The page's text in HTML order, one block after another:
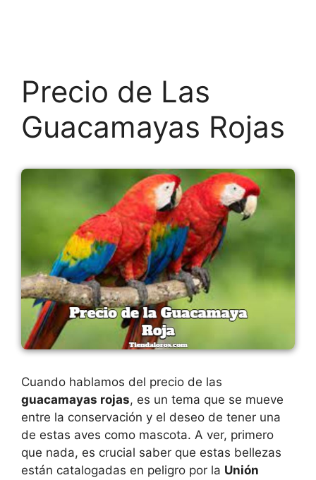
Precio de Las
Guacamayas Rojas
Cuando hablamos del precio de las
guacamayas rojas, es un tema que se mueve
entre la conservación y el deseo de tener una
de estas aves como mascota. A ver, primero
que nada, es crucial saber que estas bellezas
están catalogadas en peligro por la Unión